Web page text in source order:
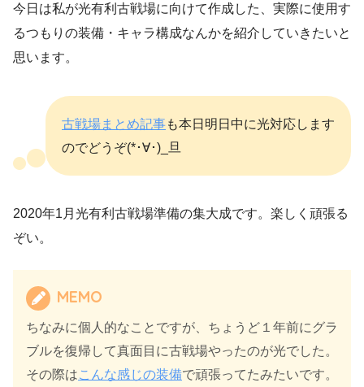
今日は私が光有利古戦場に向けて作成した、実際に使用す
るつもりの装備・キャラ構成なんかを紹介していきたいと
思います。
古戦場まとめ記事も本日明日中に光対応します
のでどうぞ(*･∀･)_旦
2020年1月光有利古戦場準備の集大成です。楽しく頑張る
ぞい。
MEMO
ちなみに個人的なことですが、ちょうど１年前にグラ
ブルを復帰して真面目に古戦場やったのが光でした。
その際はこんな感じの装備で頑張ってたみたいです。